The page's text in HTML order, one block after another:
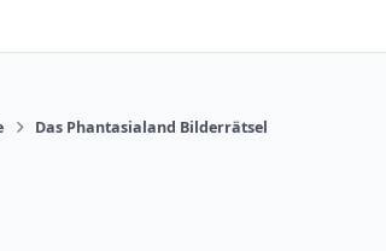
Das Phantasialand Bilderrätsel